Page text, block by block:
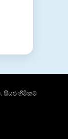
සියළු හිමිකම්